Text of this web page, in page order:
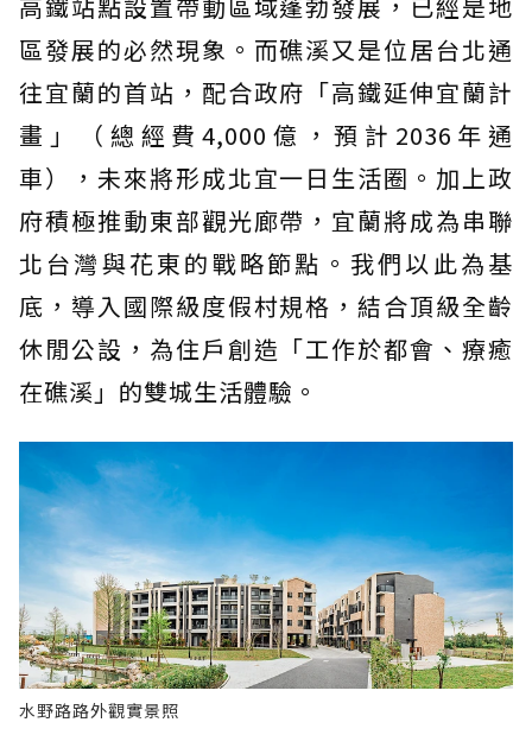
高鐵站點設置帶動區域蓬勃發展，已經是地
區發展的必然現象。而礁溪又是位居台北通
往宜蘭的首站，配合政府「高鐵延伸宜蘭計
畫」（總經費4,000億，預計2036年通
車），未來將形成北宜一日生活圈。加上政
府積極推動東部觀光廊帶，宜蘭將成為串聯
北台灣與花東的戰略節點。我們以此為基
底，導入國際級度假村規格，結合頂級全齡
休閒公設，為住戶創造「工作於都會、療癒
在礁溪」的雙城生活體驗。
水野路路外觀實景照